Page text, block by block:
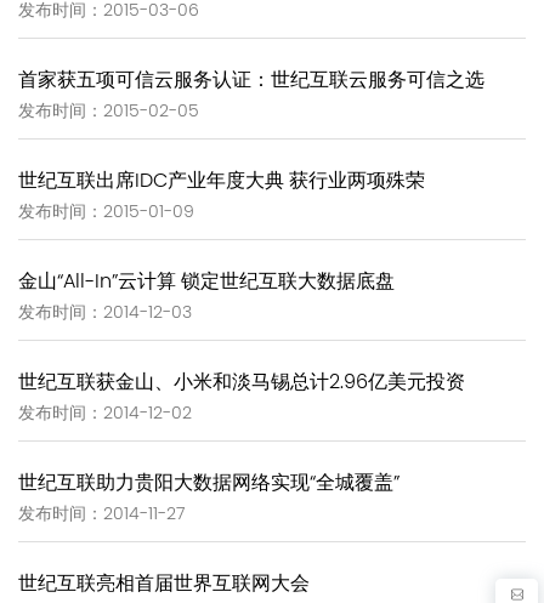
发布时间：2015-03-06
首家获五项可信云服务认证：世纪互联云服务可信之选
发布时间：2015-02-05
世纪互联出席IDC产业年度大典 获行业两项殊荣
发布时间：2015-01-09
金山“All-In”云计算 锁定世纪互联大数据底盘
发布时间：2014-12-03
世纪互联获金山、小米和淡马锡总计2.96亿美元投资
发布时间：2014-12-02
世纪互联助力贵阳大数据网络实现“全城覆盖”
发布时间：2014-11-27
世纪互联亮相首届世界互联网大会